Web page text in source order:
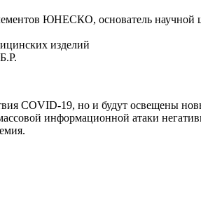
ЮНЕСКО, основатель
изделий
COVID-19, но и будут освещены
информационной атаки